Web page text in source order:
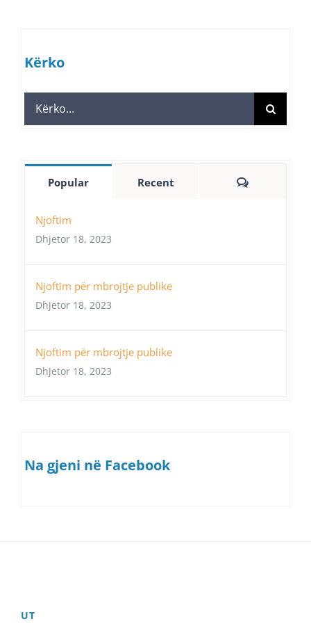
Kërko
Search
for:
Popular Recent Comments
Njoftim
Dhjetor 18, 2023
Njoftim për mbrojtje publike
Dhjetor 18, 2023
Njoftim për mbrojtje publike
Dhjetor 18, 2023
Na gjeni në Facebook
UT